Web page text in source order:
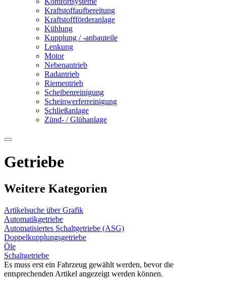
Kraftstoffaufbereitung
Kraftstoffförderanlage
Kühlung
Kupplung / -anbauteile
Lenkung
Motor
Nebenantrieb
Radantrieb
Riementrieb
Scheibenreinigung
Scheinwerferreinigung
Schließanlage
Zünd- / Glühanlage
Getriebe
Weitere Kategorien
Artikelsuche über Grafik
Automatikgetriebe
Automatisiertes Schaltgetriebe (ASG)
Doppelkupplungsgetriebe
Öle
Schaltgetriebe
Es muss erst ein Fahrzeug gewählt werden, bevor die
entsprechenden Artikel angezeigt werden können.